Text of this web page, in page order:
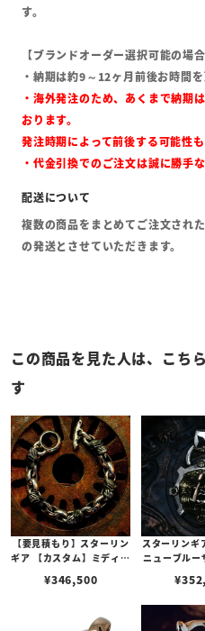
す。
【ブランドオーダー選択可能の場合
・納期は約9～12ヶ月前後お時間を
・海外発注のため、あくまで納期
おります。
発注時期によって前後する可能性
・代金引換でのご注文は誠に勝手
複数の商品をまとめてご注文され
の発送とさせていただきます。
この商品を見た人は、こち
す
【要見積もり】スターリン
ギア 【カスタム】ミディア
イクロサーベルトゥースリ
¥346,500
スターリンギ
ニューブルー
グフェイス/
アックス/ブ
¥